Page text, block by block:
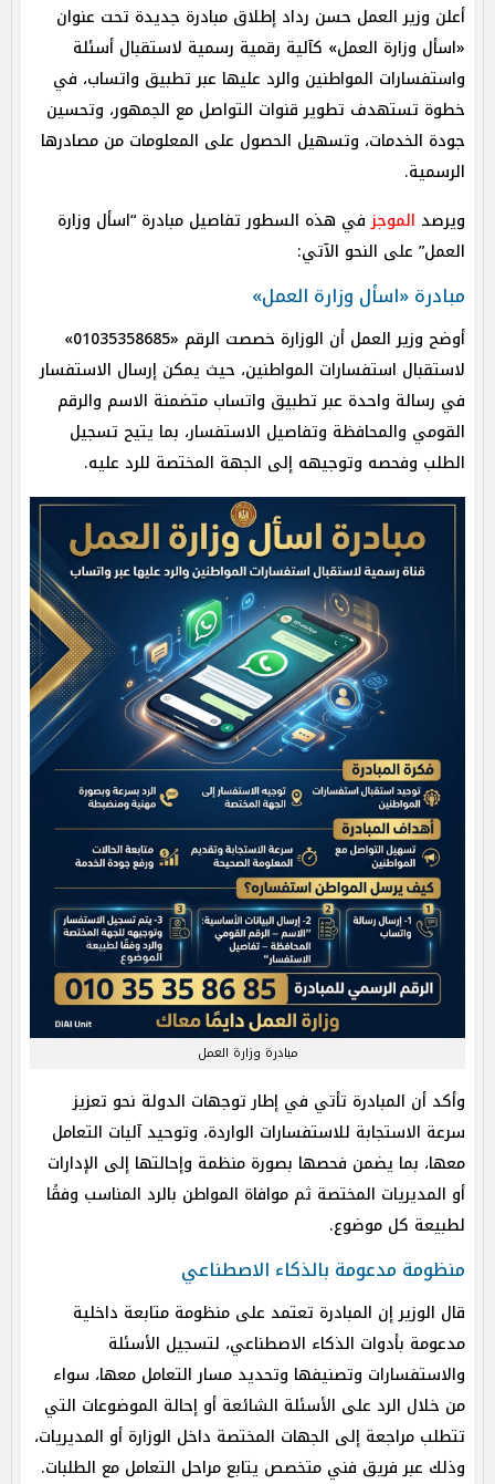
أعلن وزير العمل حسن رداد إطلاق مبادرة جديدة تحت عنوان
«اسأل وزارة العمل» كآلية رقمية رسمية لاستقبال أسئلة
واستفسارات المواطنين والرد عليها عبر تطبيق واتساب، في
خطوة تستهدف تطوير قنوات التواصل مع الجمهور، وتحسين
جودة الخدمات، وتسهيل الحصول على المعلومات من مصادرها
الرسمية.
ويرصد الموجزفي هذه السطور تفاصيل مبادرة “اسأل وزارة
العمل” على النحو الآتي:
مبادرة «اسأل وزارة العمل»
أوضح وزير العمل أن الوزارة خصصت الرقم «01035358685»
لاستقبال استفسارات المواطنين، حيث يمكن إرسال الاستفسار
في رسالة واحدة عبر تطبيق واتساب متضمنة الاسم والرقم
القومي والمحافظة وتفاصيل الاستفسار، بما يتيح تسجيل
الطلب وفحصه وتوجيهه إلى الجهة المختصة للرد عليه.
مبادرة وزارة العمل
وأكد أن المبادرة تأتي في إطار توجهات الدولة نحو تعزيز
سرعة الاستجابة للاستفسارات الواردة، وتوحيد آليات التعامل
معها، بما يضمن فحصها بصورة منظمة وإحالتها إلى الإدارات
أو المديريات المختصة ثم موافاة المواطن بالرد المناسب وفقًا
لطبيعة كل موضوع.
منظومة مدعومة بالذكاء الاصطناعي
قال الوزير إن المبادرة تعتمد على منظومة متابعة داخلية
مدعومة بأدوات الذكاء الاصطناعي، لتسجيل الأسئلة
والاستفسارات وتصنيفها وتحديد مسار التعامل معها، سواء
من خلال الرد على الأسئلة الشائعة أو إحالة الموضوعات التي
تتطلب مراجعة إلى الجهات المختصة داخل الوزارة أو المديريات،
وذلك عبر فريق فني متخصص يتابع مراحل التعامل مع الطلبات.